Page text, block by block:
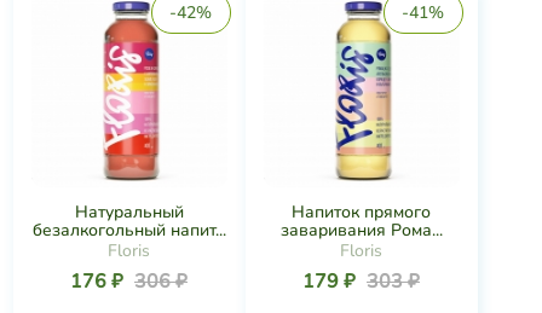
-42%
Натуральный
безалкогольный напит...
Floris
176 ₽ 306 ₽
-41%
Напиток прямого
заваривания Рома...
Floris
179 ₽ 303 ₽